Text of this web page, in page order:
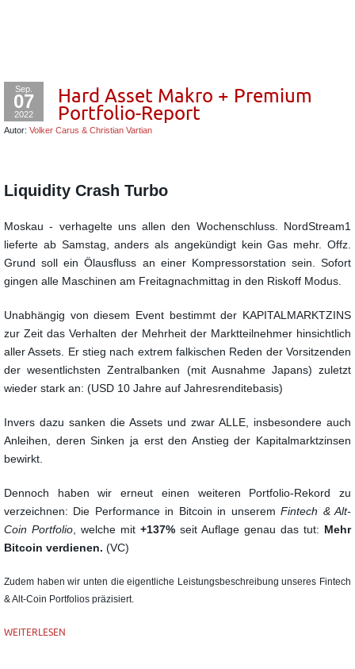
Sep.
07
2022
Hard Asset Makro + Premium
Portfolio-Report
Autor: Volker Carus & Christian Vartian
Liquidity Crash Turbo
Moskau - verhagelte uns allen den Wochenschluss. NordStream1
lieferte ab Samstag, anders als angekündigt kein Gas mehr. Offz.
Grund soll ein Ölausfluss an einer Kompressorstation sein. Sofort
gingen alle Maschinen am Freitagnachmittag in den Riskoff Modus.
Unabhängig von diesem Event bestimmt der KAPITALMARKTZINS
zur Zeit das Verhalten der Mehrheit der Marktteilnehmer hinsichtlich
aller Assets. Er stieg nach extrem falkischen Reden der Vorsitzenden
derwesentlichsten Zentralbanken (mit Ausnahme Japans) zuletzt
wieder stark an: (USD 10 Jahre auf Jahresrenditebasis)
Invers dazu sanken die Assets und zwar ALLE, insbesondere auch
Anleihen, deren Sinken ja erst den Anstieg der Kapitalmarktzinsen
bewirkt.
Dennoch haben wir erneut einen weiteren Portfolio-Rekord zu
verzeichnen: Die Performance in Bitcoin in unseremFintech & Alt-
Coin Portfolio , welche mit +137% seit Auflage genau das tut: Mehr
Bitcoin verdienen. (VC)
Zudem haben wir unten die eigentliche Leistungsbeschreibung unseres Fintech
& Alt-Coin Portfolios präzisiert.
WEITERLESEN